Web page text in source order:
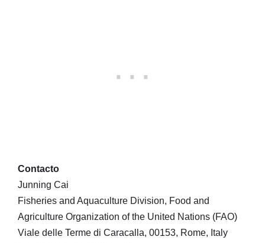
Contacto
Junning Cai
Fisheries and Aquaculture Division, Food and
Agriculture Organization of the United Nations (FAO)
Viale delle Terme di Caracalla, 00153, Rome, Italy